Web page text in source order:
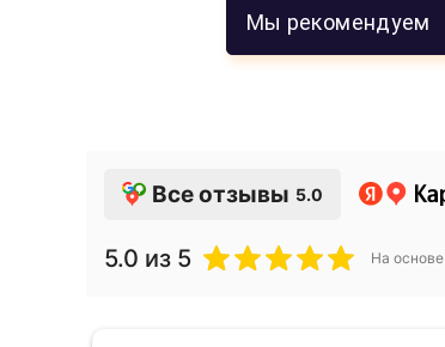
Мы рекомендуем
Все отзывы 5.0
5.0 из 5 На основе